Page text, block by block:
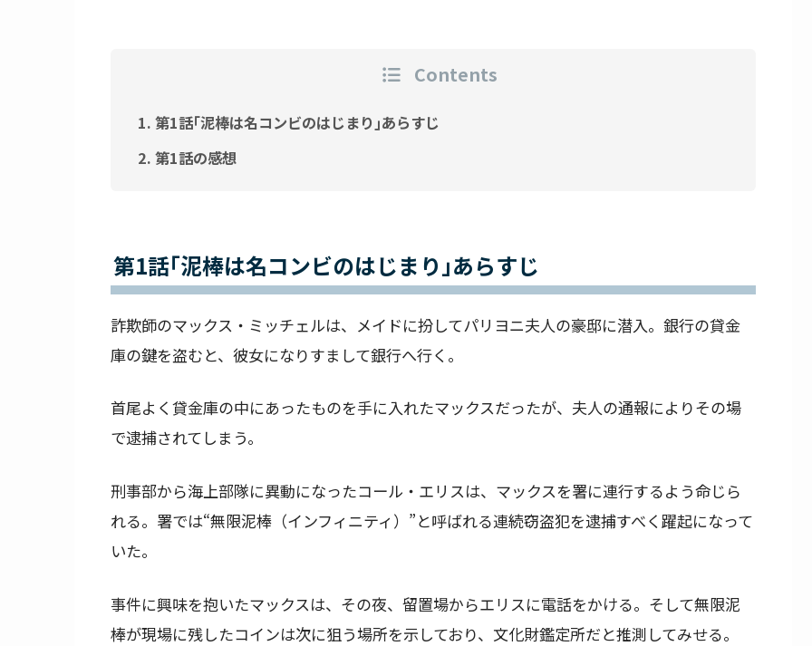
Contents
第1話｢泥棒は名コンビのはじまり｣あらすじ
第1話の感想
第1話｢泥棒は名コンビのはじまり｣あらすじ
詐欺師のマックス・ミッチェルは、メイドに扮してパリヨニ夫人の豪邸に潜入。銀行の貸金
庫の鍵を盗むと、彼女になりすまして銀行へ行く。
首尾よく貸金庫の中にあったものを手に入れたマックスだったが、夫人の通報によりその場
で逮捕されてしまう。
刑事部から海上部隊に異動になったコール・エリスは、マックスを署に連行するよう命じら
れる。署では“無限泥棒（インフィニティ）”と呼ばれる連続窃盗犯を逮捕すべく躍起になって
いた。
事件に興味を抱いたマックスは、その夜、留置場からエリスに電話をかける。そして無限泥
棒が現場に残したコインは次に狙う場所を示しており、文化財鑑定所だと推測してみせる。